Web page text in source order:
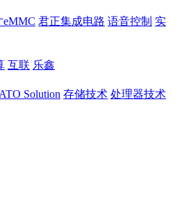
eMMC 君正集成电路 语音控制 实
互联 乐鑫
ATO Solution 存储技术 处理器技术